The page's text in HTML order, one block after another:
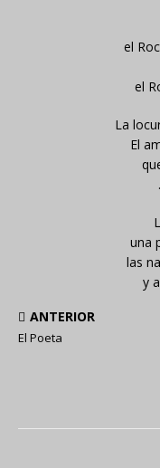
el
el
La
El
una
las
y
ANTERIOR
El Poeta